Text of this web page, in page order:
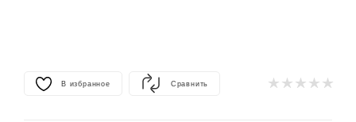
В избранное Сравнить